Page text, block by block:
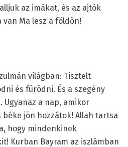
az imákat, és az ajtók
van Ma lesz a földön!
világban: Tisztelt
és fürödni. És a szegény
Ugyanaz a nap, amikor
béke jön hozzátok! Allah tartsa
hogy mindenkinek
Kurban Bayram az iszlámban